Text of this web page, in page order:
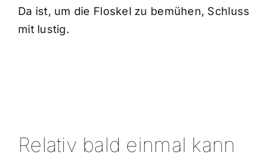
Da ist, um die Floskel zu bemühen, Schluss
mit lustig.
Relativ bald einmal kann